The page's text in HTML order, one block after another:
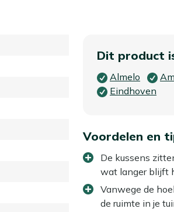
Dit product
Almelo
Eindhoven
Voordelen en
De kussens
wat langer blijft
Vanwege de
de ruimte in je